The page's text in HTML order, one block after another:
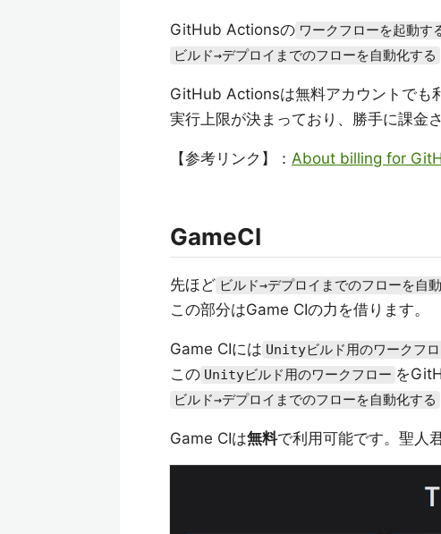
GitHub Actionsの ワークフローを起動す
ビルド→デプロイまでのフローを自動化する
GitHub Actionsは無料アカウントでも
実行上限が決まっており、勝手に課金
【参考リンク】： About billing for
GameCI
先ほど ビルド→デプロイまでのフローを自
この部分はGame CIの力を借ります。
Game CIには Unityビルド用のワークフ
この Unityビルド用のワークフロー を
ビルド→デプロイまでのフローを自動化する
Game CIは無料で利用可能です。聖人